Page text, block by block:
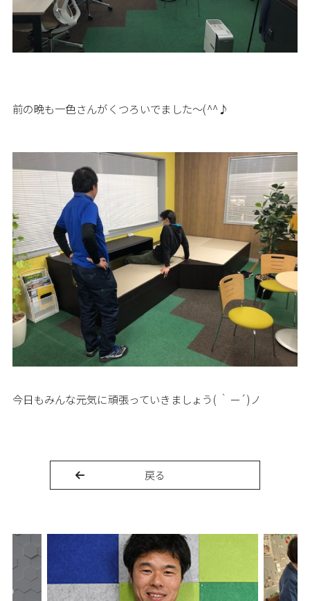
前の晩も一色さんがくつろいでました～(^^♪
今日もみんな元気に頑張っていきましょう( ｀ー´)ノ
戻る